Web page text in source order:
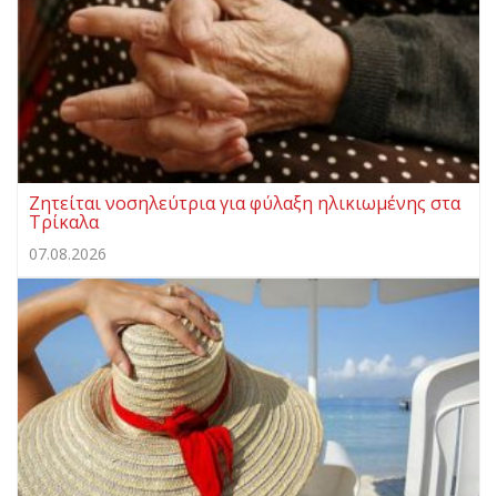
Ζητείται νοσηλεύτρια για φύλαξη ηλικιωμένης στα
Τρίκαλα
07.08.2026